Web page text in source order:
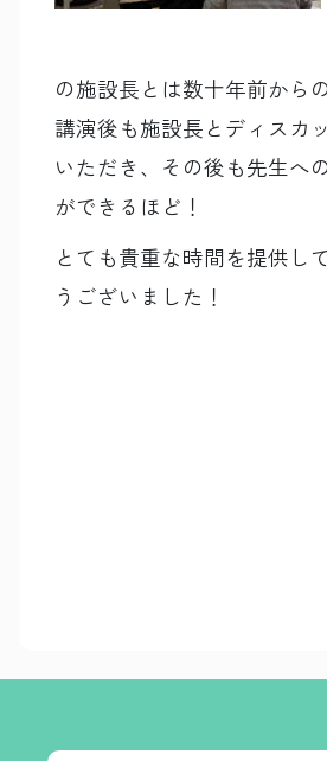
の施設長とは数十年前から
講演後も施設長とディスカ
いただき、その後も先生へ
ができるほど！
とても貴重な時間を提供し
うございました！